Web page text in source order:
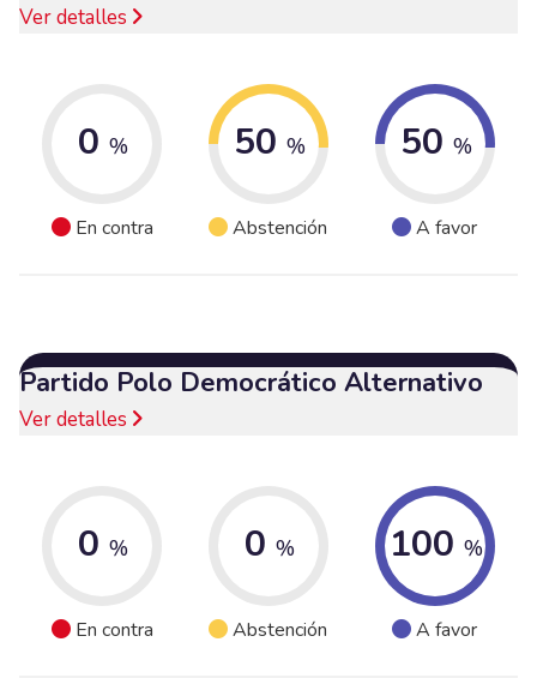
Ver detalles
0 %
En contra
50 %
Abstención
50 %
A favor
Partido Polo Democrático Alternativo
Ver detalles
0 %
En contra
0 %
Abstención
100 %
A favor